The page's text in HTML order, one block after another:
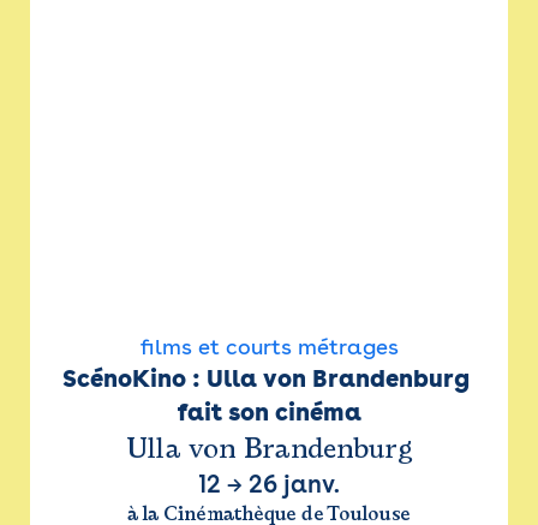
films et courts métrages
ScénoKino : Ulla von Brandenburg
fait son cinéma
Ulla von Brandenburg
12 → 26 janv.
à la Cinémathèque de Toulouse